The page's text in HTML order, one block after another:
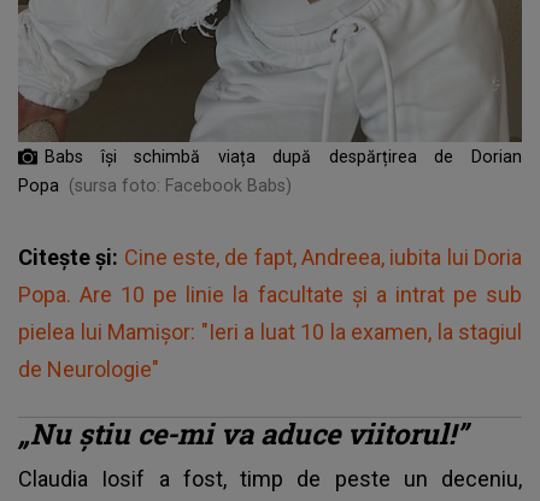
Babs își schimbă viața după despărțirea de Dorian
Popa
(sursa foto: Facebook Babs)
Citește și: Cine este, de fapt, Andreea, iubita lui Doria
Popa. Are 10 pe linie la facultate și a intrat pe sub
pielea lui Mamișor: "Ieri a luat 10 la examen, la stagiul
de Neurologie"
„Nu știu ce-mi va aduce viitorul!”
Claudia Iosif a fost, timp de peste un deceniu,